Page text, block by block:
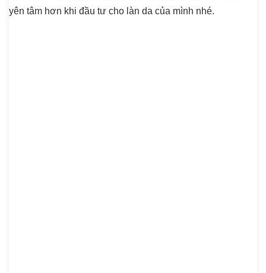
yên tâm hơn khi đầu tư cho làn da của mình nhé.